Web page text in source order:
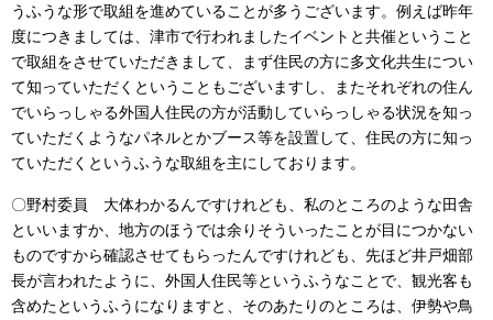
うふうな形で取組を進めていることが多うございます。例えば昨年
度につきましては、津市で行われましたイベントと共催ということ
で取組をさせていただきまして、まず住民の方に多文化共生につい
て知っていただくということもございますし、またそれぞれの住ん
でいらっしゃる外国人住民の方が活動していらっしゃる状況を知っ
ていただくようなパネルとかブース等を設置して、住民の方に知っ
ていただくというふうな取組を主にしております。
〇野村委員 大体わかるんですけれども、私のところのような田舎
といいますか、地方のほうでは余りそういったことが目につかない
ものですから確認させてもらったんですけれども、先ほど井戸畑部
長が言われたように、外国人住民等というふうなことで、観光客も
含めたというふうになりますと、そのあたりのところは、伊勢や鳥